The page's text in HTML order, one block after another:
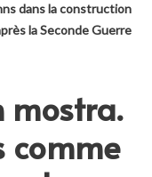
dans la construction
la Seconde Guerre
mostra.
comme